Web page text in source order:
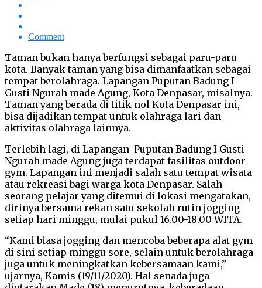
Comment
Taman bukan hanya berfungsi sebagai paru-paru
kota. Banyak taman yang bisa dimanfaatkan sebagai
tempat berolahraga. Lapangan Puputan Badung I
Gusti Ngurah made Agung, Kota Denpasar, misalnya.
Taman yang berada di titik nol Kota Denpasar ini,
bisa dijadikan tempat untuk olahraga lari dan
aktivitas olahraga lainnya.
Terlebih lagi, di Lapangan Puputan Badung I Gusti
Ngurah made Agung juga terdapat fasilitas outdoor
gym. Lapangan ini menjadi salah satu tempat wisata
atau rekreasi bagi warga kota Denpasar. Salah
seorang pelajar yang ditemui di lokasi mengatakan,
dirinya bersama rekan satu sekolah rutin jogging
setiap hari minggu, mulai pukul 16.00-18.00 WITA.
“Kami biasa jogging dan mencoba beberapa alat gym
di sini setiap minggu sore, selain untuk berolahraga
juga untuk meningkatkan kebersamaan kami,”
ujarnya, Kamis (19/11/2020). Hal senada juga